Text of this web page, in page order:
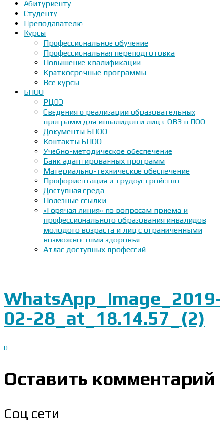
Абитуриенту
Студенту
Преподавателю
Курсы
Профессиональное обучение
Профессиональная переподготовка
Повышение квалификации
Краткосрочные программы
Все курсы
БПОО
РЦОЭ
Сведения о реализации образовательных
программ для инвалидов и лиц с ОВЗ в ПОО
Документы БПОО
Контакты БПОО
Учебно-методическое обеспечение
Банк адаптированных программ
Материально-техническое обеспечение
Профориентация и трудоустройство
Доступная среда
Полезные ссылки
«Горячая линия» по вопросам приёма и
профессионального образования инвалидов
молодого возраста и лиц с ограниченными
возможностями здоровья
Атлас доступных профессий
02-28_at_18.14.57_(2)
0
Оставить комментарий
Соц сети